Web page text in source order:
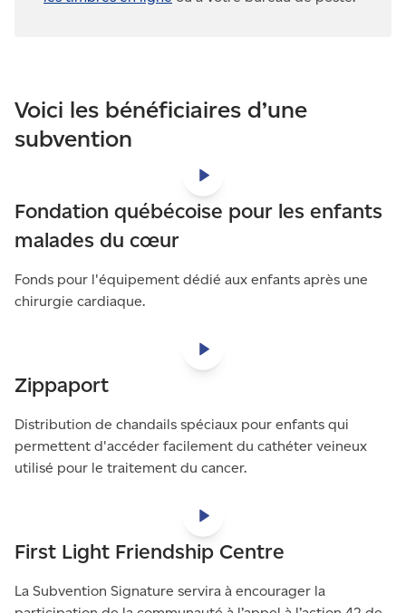
Voici les bénéficiaires d’une
subvention
Fondation québécoise pour les enfants
malades du cœur
Fonds pour l'équipement dédié aux enfants après une
chirurgie cardiaque.
Zippaport
Distribution de chandails spéciaux pour enfants qui
permettent d'accéder facilement du cathéter veineux
utilisé pour le traitement du cancer.
First Light Friendship Centre
La Subvention Signature servira à encourager la